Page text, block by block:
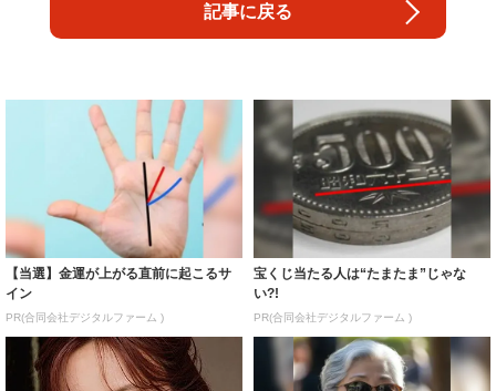
記事に戻る
【当選】金運が上がる直前に起こるサ
イン
PR(合同会社デジタルファーム )
宝くじ当たる人は“たまたま”じゃな
い?!
PR(合同会社デジタルファーム )